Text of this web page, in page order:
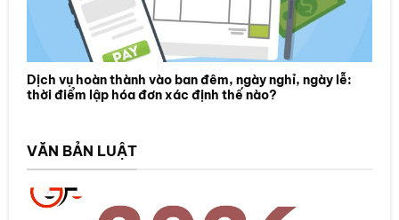
Dịch vụ hoàn thành vào ban đêm, ngày nghỉ, ngày lễ:
thời điểm lập hóa đơn xác định thế nào?
VĂN BẢN LUẬT